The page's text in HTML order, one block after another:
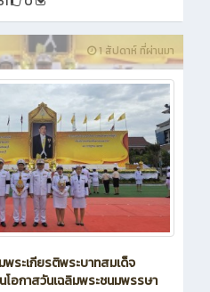
1 สัปดาห์ ที่ผ่านมา
พระเกียรติพระบาทสมเด็จ
โอกาสวันเฉลิมพระชนมพรรษา